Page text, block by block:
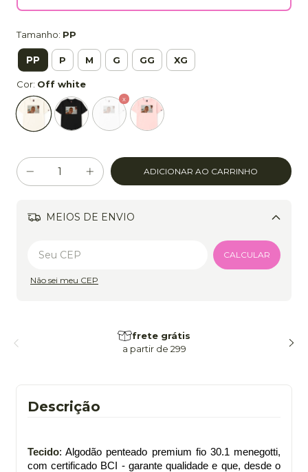
Tamanho: PP
PP P M G GG XG
Cor: Off white
MEIOS DE ENVIO
Alterar CEP
CALCULAR
Não sei meu CEP
frete grátis
a partir de 299
Descrição
Tecido: Algodão penteado premium fio 30.1 menegotti,
com certificado BCI - garante qualidade e que, desde o